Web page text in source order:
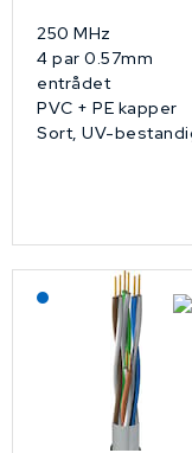
250 MHz
4 par 0.57mm
entrådet
PVC + PE kapper
Sort, UV-
Lagerført: NEK